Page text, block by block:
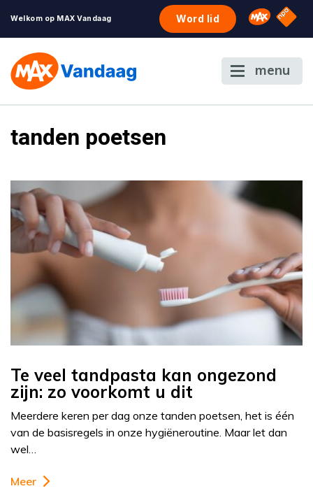
Welkom op MAX Vandaag Word lid Omroep
NPO
menu
tanden poetsen
Te veel tandpasta kan ongezond
zijn: zo voorkomt u dit
Meerdere keren per dag onze tanden poetsen, het is één
van de basisregels in onze hygiëneroutine. Maar let dan
wel…
Meer